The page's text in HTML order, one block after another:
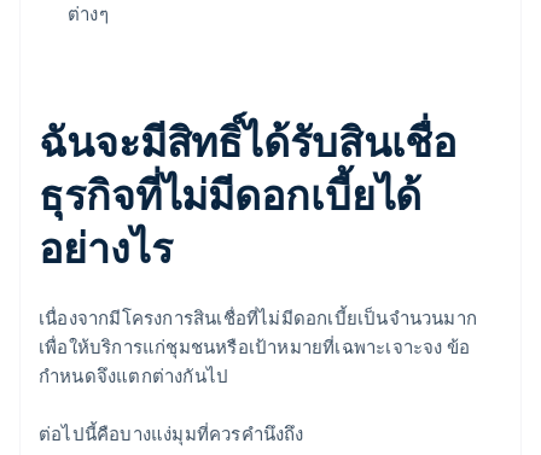
ต่างๆ
ฉันจะมีสิทธิ์ได้รับสินเชื่อ
ธุรกิจที่ไม่มีดอกเบี้ยได้
อย่างไร
เนื่องจากมีโครงการสินเชื่อที่ไม่มีดอกเบี้ยเป็นจำนวนมาก
เพื่อให้บริการแก่ชุมชนหรือเป้าหมายที่เฉพาะเจาะจง ข้อ
กำหนดจึงแตกต่างกันไป
ต่อไปนี้คือบางแง่มุมที่ควรคำนึงถึง